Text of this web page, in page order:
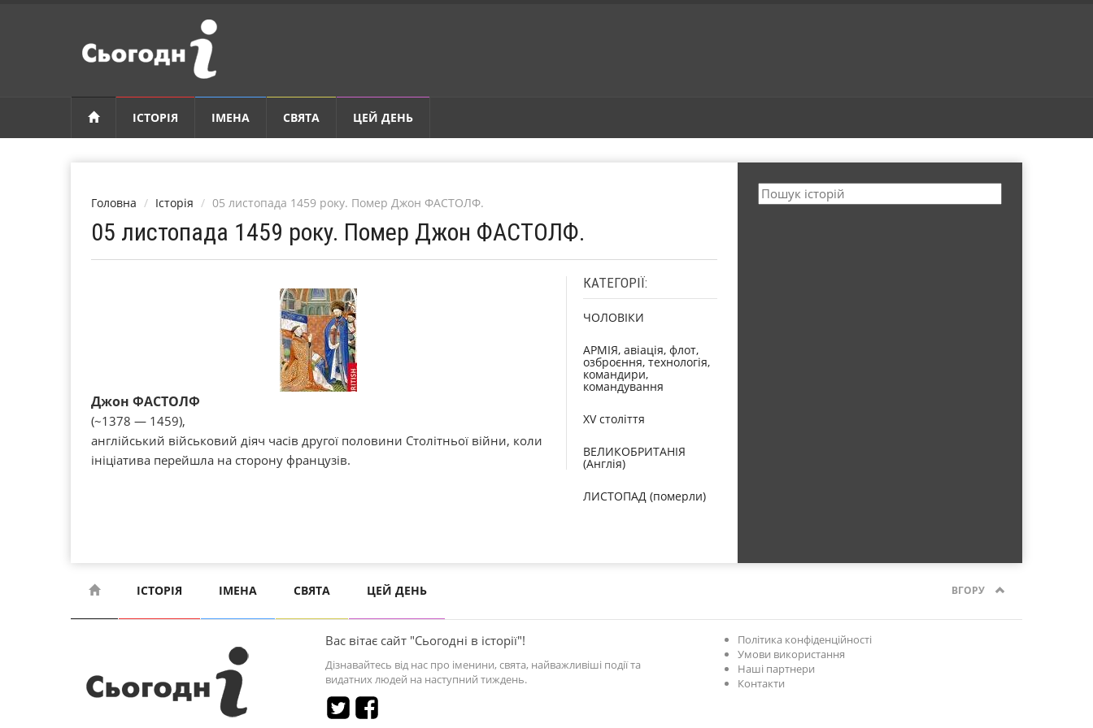
ІСТОРІЯ ІМЕНА СВЯТА ЦЕЙ ДЕНЬ
Головна Історія 05 листопада 1459 року. Помер Джон ФАСТОЛФ.
05 листопада 1459 року. Помер Джон ФАСТОЛФ.
Джон ФАСТОЛФ
(~1378 — 1459),
англійський військовий діяч часів другої половини Столітньої війни, коли
ініціатива перейшла на сторону французів.
КАТЕГОРІЇ:
ЧОЛОВІКИ
АРМІЯ, авіація, флот,
озброєння, технологія,
командири,
командування
XV століття
ВЕЛИКОБРИТАНІЯ
(Англія)
ЛИСТОПАД (померли)
ІСТОРІЯ ІМЕНА СВЯТА ЦЕЙ ДЕНЬ ВГОРУ
Вас вітає сайт "Сьогодні в історії"!
Дізнавайтесь від нас про іменини, свята, найважливіші події та
видатних людей на наступний тиждень.
Політика конфіденційності
Умови використання
Наші партнери
Контакти